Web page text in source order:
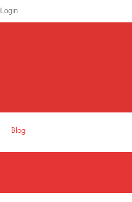
Login
Blog